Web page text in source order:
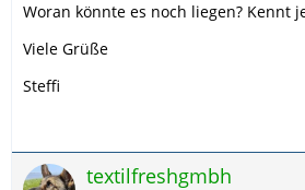
Woran könnte es noch liegen? Kennt
Viele Grüße
Steffi
textilfreshgmbh